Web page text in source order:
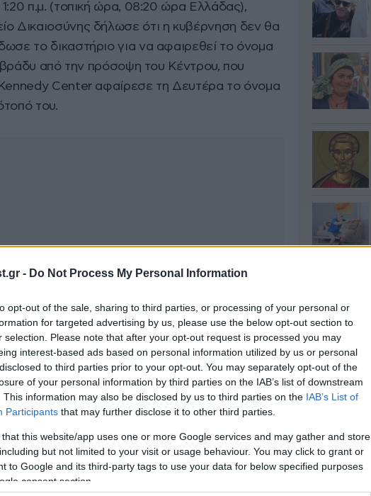
- Do Not Process My Personal Information
opt-out of the sale, sharing to third parties, or processing of your personal or
for targeted advertising by us, please use the below opt-out section to
selection. Please note that after your opt-out request is processed you may
interest-based ads based on personal information utilized by us or personal
to third parties prior to your opt-out. You may separately opt-out of the
of your personal information by third parties on the IAB’s list of downstream
This information may also be disclosed by us to third parties on the IAB’s List of
Participants that may further disclose it to other third parties.
that this website/app uses one or more Google services and may gather and store
but not limited to your visit or usage behaviour. You may click to grant or
to Google and its third-party tags to use your data for below specified purposes
consent section.
π.μ. (τοπική ώρα, 08:20 ώρα Ελλάδας),
Δικαιοσύνης δήλωσε ότι η κυβέρνηση δεν θα
το δικαστήριο για να αφαιρεθεί το όνομα
από την πρόσοψη του Κέντρου, που
Center αφαίρεσε τη Δευτέρα το όνομα
του.